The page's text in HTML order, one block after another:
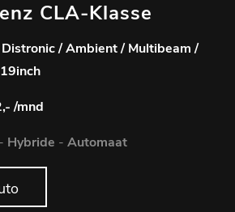
CLA-Klasse
/ Ambient / Multibeam /
/mnd
- Hybride - Automaat